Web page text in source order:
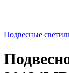
Подвесные